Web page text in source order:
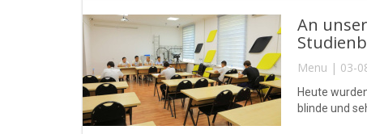
An
Menu | 03-
Heute
blinde und